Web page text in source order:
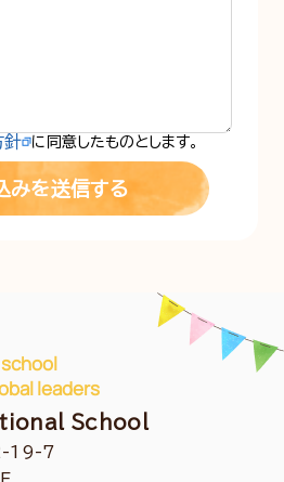
針 に同意したものとします。
leaders
School
19-7